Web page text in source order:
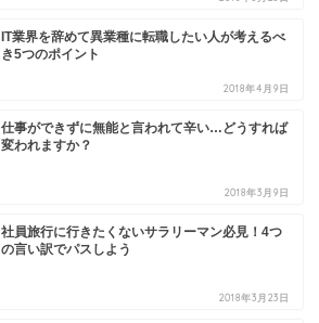
IT業界を辞めて異業種に転職したい人が考えるべ
き5つのポイント
2018年4月9日
仕事ができずに無能と言われて辛い…どうすれば
変われますか？
2018年3月9日
社員旅行に行きたくないサラリーマン必見！4つ
の言い訳でパスしよう
2018年3月23日